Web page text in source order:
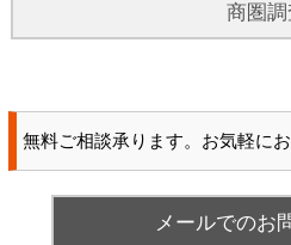
商圏調
無料ご相談承ります。お気軽に
メールでのお